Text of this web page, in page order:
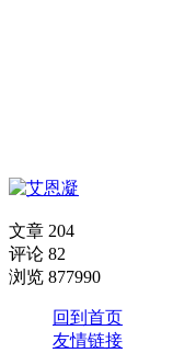
文章 204
评论 82
浏览 877990
回到首页
友情链接